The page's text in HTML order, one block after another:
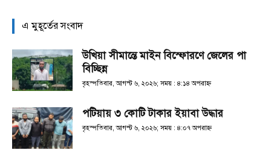
এ মুহূর্তের সংবাদ
উখিয়া সীমান্তে মাইন বিস্ফোরণে জেলের পা
বিচ্ছিন্ন
বৃহস্পতিবার, আগস্ট ৬, ২০২৬; সময় : ৪:১৪ অপরাহ্ণ
পটিয়ায় ৩ কোটি টাকার ইয়াবা উদ্ধার
বৃহস্পতিবার, আগস্ট ৬, ২০২৬; সময় : ৪:০৭ অপরাহ্ণ